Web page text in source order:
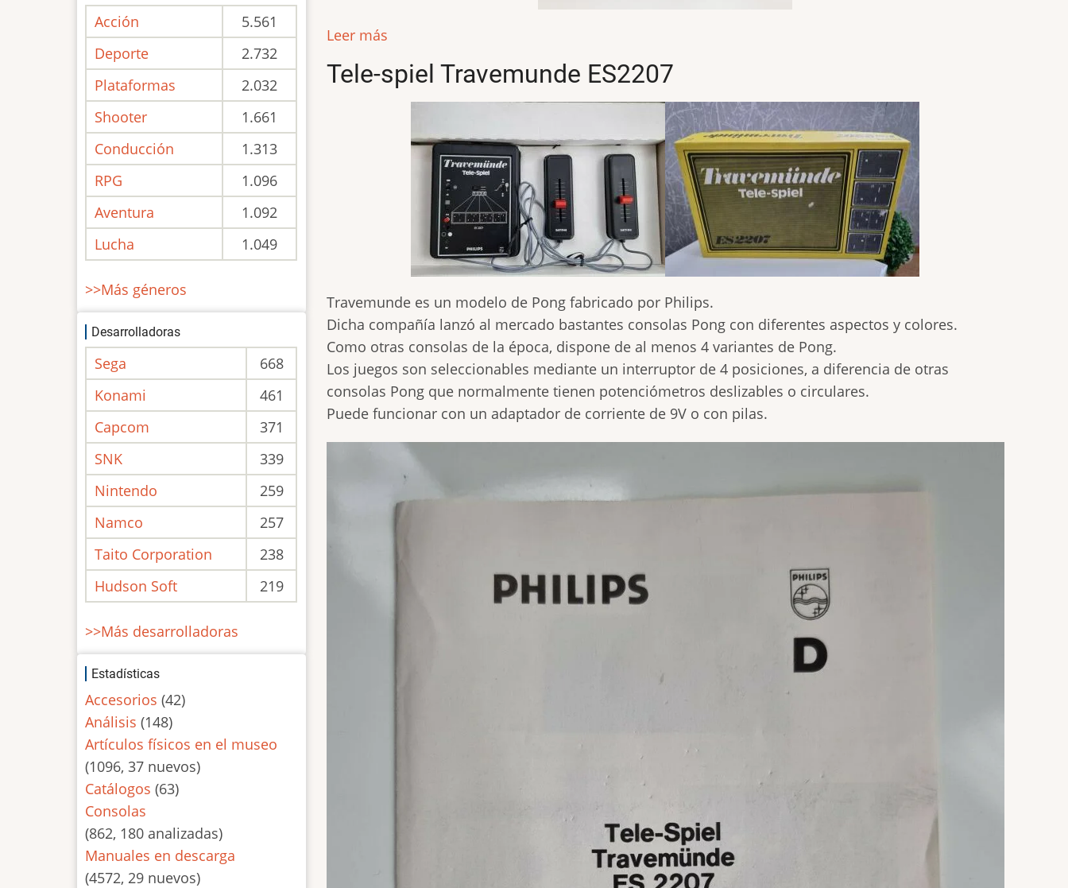
Leer más
Tele-spiel Travemunde ES2207
Travemunde es un modelo de Pong fabricado por Philips.
Dicha compañía lanzó al mercado bastantes consolas Pong con diferentes aspectos y colores.
Como otras consolas de la época, dispone de al menos 4 variantes de Pong.
Los juegos son seleccionables mediante un interruptor de 4 posiciones, a diferencia de otras
consolas Pong que normalmente tienen potenciómetros deslizables o circulares.
Puede funcionar con un adaptador de corriente de 9V o con pilas.
Acción
5.561
Deporte
2.732
Plataformas
2.032
Shooter
1.661
Conducción
1.313
RPG
1.096
Aventura
1.092
Lucha
1.049
>>Más géneros
Desarrolladoras
Sega
668
Konami
461
Capcom
371
SNK
339
Nintendo
259
Namco
257
Taito Corporation
238
Hudson Soft
219
>>Más desarrolladoras
Estadísticas
Accesorios (42)
Análisis (148)
Artículos físicos en el museo
(1096, 37 nuevos)
Catálogos (63)
Consolas
(862, 180 analizadas)
Manuales en descarga
(4572, 29 nuevos)